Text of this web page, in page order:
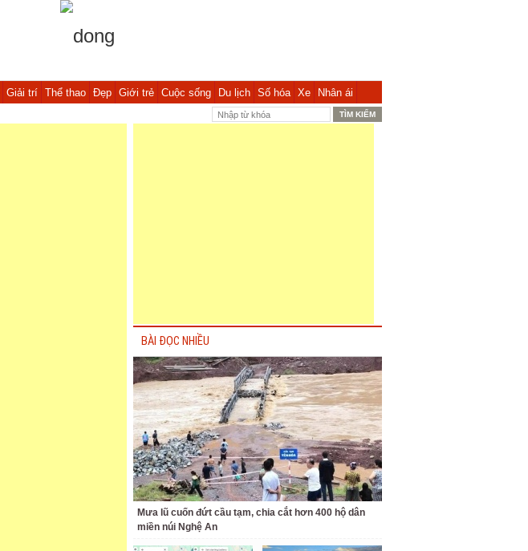
Giải trí Thể thao Đẹp Giới trẻ Cuộc sống Du lịch Số hóa Xe Nhân ái
BÀI ĐỌC NHIỀU
Mưa lũ cuốn đứt cầu tạm, chia cắt hơn 400 hộ dân
miền núi Nghệ An